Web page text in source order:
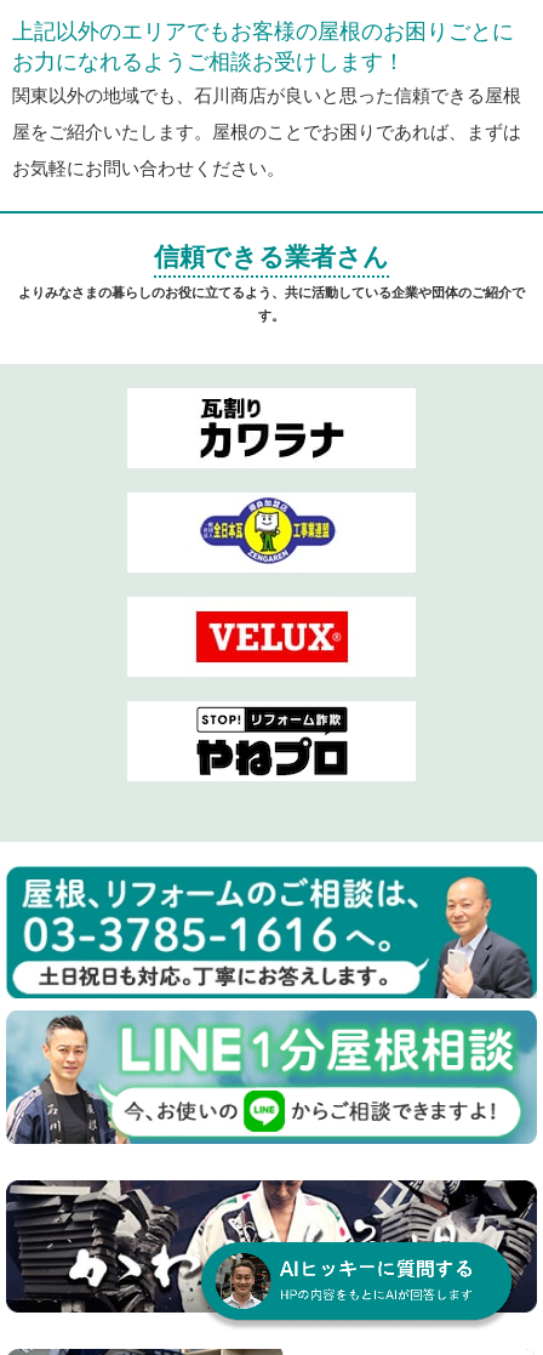
上記以外のエリアでもお客様の屋根のお困りごとに
お力になれるようご相談お受けします！
関東以外の地域でも、石川商店が良いと思った信頼できる屋根
屋をご紹介いたします。屋根のことでお困りであれば、まずは
お気軽にお問い合わせください。
信頼できる業者さん
よりみなさまの暮らしのお役に立てるよう、共に活動している企業や団体のご紹介で
す。